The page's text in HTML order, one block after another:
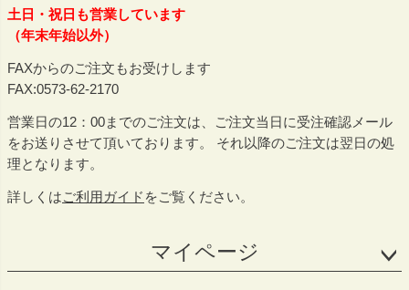
土日・祝日も営業しています
（年末年始以外）
FAXからのご注文もお受けします
FAX:0573-62-2170
営業日の12：00までのご注文は、ご注文当日に受注確認メール
をお送りさせて頂いております。 それ以降のご注文は翌日の処
理となります。
詳しくはご利用ガイド をご覧ください。
マイページ